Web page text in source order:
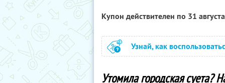
Купон действителен по 31
Узнай, как
Утомила городская суета?